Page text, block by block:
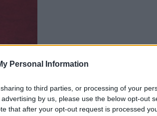
Personal Information
to third parties, or processing of your
by us, please use the below opt-out
that after your opt-out request is processed